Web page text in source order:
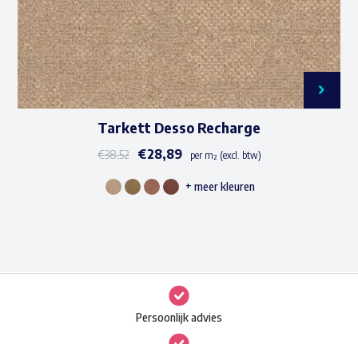
de
productpagina
Tarkett Desso Recharge
€38,52 €28,89 per m² (excl. btw)
Dit
variaties.
Deze
optie
+ meer kleuren
Persoonlijk advies